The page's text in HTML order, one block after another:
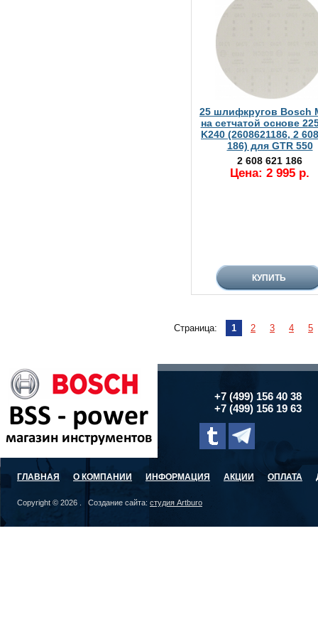
25 шлифкругов Bosch
на сетчатой основе
K240 (2608621186, 2
186) для GTR 550
2 608 621 186
Цена: 2 995 р.
Страница: 1 2 3 4 5
+7 (499) 156 40 38
+7 (499) 156 19 63
ГЛАВНАЯ О КОМПАНИИ ИНФОРМАЦИЯ АКЦИИ ОПЛАТА
Copyright © 2026 . Создание сайта: студия Artburo